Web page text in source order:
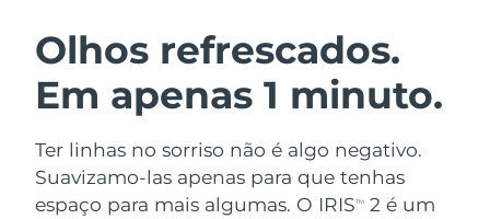
Olhos refrescados.
Em apenas 1 minuto.
Ter linhas no sorriso não é algo negativo.
Suavizamo-las apenas para que tenhas
espaço para mais algumas. O IRISTM
2 é um
LUNA™ 4 kit
Anti-aging massage
BEAR™ 2 kit
Microcurrent toning
Áustria Entrega prevista
Barein Entrega prevista8/13/26
Bélgica
Bermudas Entrega prevista8/18/26